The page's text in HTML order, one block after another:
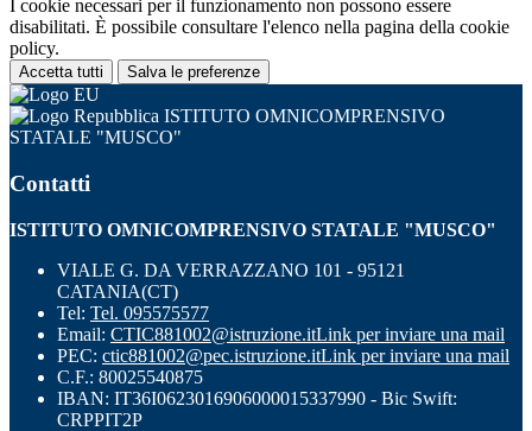
I cookie necessari per il funzionamento non possono essere
disabilitati. È possibile consultare l'elenco nella pagina della cookie
policy.
Accetta tutti Salva le preferenze
ISTITUTO OMNICOMPRENSIVO
STATALE "MUSCO"
Contatti
ISTITUTO OMNICOMPRENSIVO STATALE "MUSCO"
VIALE G. DA VERRAZZANO 101 - 95121
CATANIA(CT)
Tel: Tel. 095575577
Email: CTIC881002@istruzione.itLink per inviare una mail
PEC: ctic881002@pec.istruzione.itLink per inviare una mail
C.F.: 80025540875
IBAN: IT36I0623016906000015337990 - Bic Swift:
CRPPIT2P